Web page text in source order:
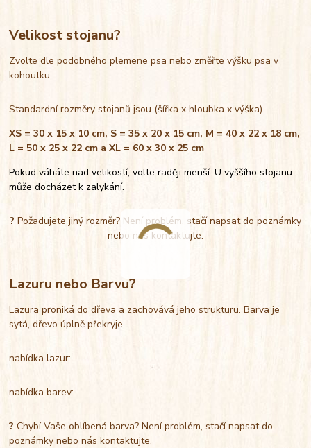
Velikost stojanu?
Zvolte dle podobného plemene psa nebo změřte výšku psa v
kohoutku.
Standardní rozměry stojanů jsou (šířka x hloubka x výška)
XS = 30 x 15 x 10 cm, S = 35 x 20 x 15 cm, M = 40 x 22 x 18 cm,
L = 50 x 25 x 22 cm a XL = 60 x 30 x 25 cm
Pokud váháte nad velikostí, volte raději menší. U vyššího stojanu
může docházet k zalykání.
? Požadujete jiný rozměr? Není problém, stačí napsat do poznámky
nebo nás kontaktujte.
Lazuru nebo Barvu?
Lazura proniká do dřeva a zachovává jeho strukturu. Barva je
sytá, dřevo úplně překryje
nabídka lazur:
nabídka barev:
?Chybí Vaše oblíbená barva? Není problém, stačí napsat do
poznámky nebo nás kontaktujte.